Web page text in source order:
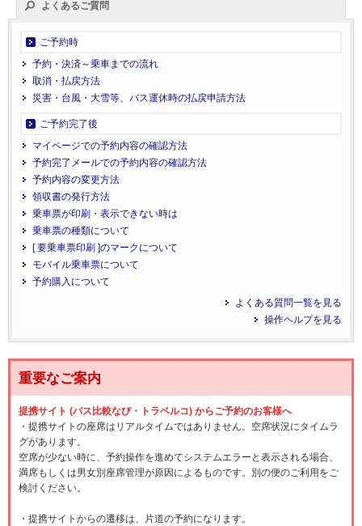
よくあるご質問
ご予約時
予約・決済～乗車までの流れ
取消・払戻方法
災害・台風・大雪等、バス運休時の払戻申請方法
ご予約完了後
マイページでの予約内容の確認方法
予約完了メールでの予約内容の確認方法
予約内容の変更方法
領収書の発行方法
乗車票が印刷・表示できない時は
乗車票の種類について
[ 要乗車票印刷 ]のマークについて
モバイル乗車票について
予約購入について
よくある質問一覧を見る
操作ヘルプを見る
重要なご案内
提携サイト (バス比較なび・トラベルコ) からご予約のお客様へ
・提携サイトの座席はリアルタイムではありません。空席状況にタイムラ
グがあります。
空席が少ない時に、予約操作を進めてシステムエラーと表示される場合、
満席もしくは男女別座席管理が原因によるものです。別の便のご利用をご
検討ください。
・提携サイトからの遷移は、片道の予約になります。